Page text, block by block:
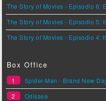
The Story of Movies - Episodio 6:
The Story of Movies - Episodio 5:
The Story of Movies - Episodio 4:
Box Office
1
Spider-Man - Brand New
2
Odissea